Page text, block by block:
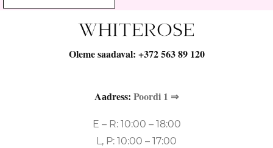
Oleme saadaval: +372 563 89 120
Aаdress: Poordi 1 ⇒
E – R: 10:00 – 18:00
L, P: 10:00 – 17:00